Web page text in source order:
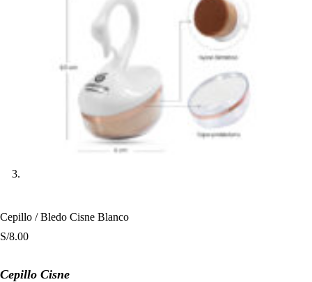
Cepillo / Bledo Cisne Blanco
S/8.00
Cepillo Cisne